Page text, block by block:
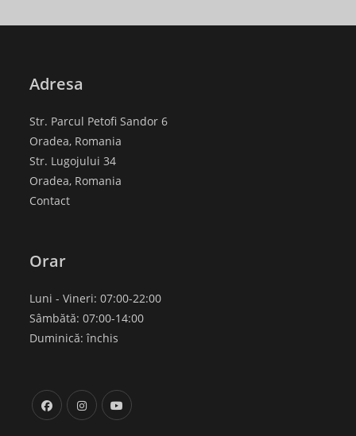
Adresa
Str. Parcul Petofi Sandor 6
Oradea, Romania
Str. Lugojului 34
Oradea, Romania
Contact
Orar
Luni - Vineri: 07:00-22:00
Sâmbătă: 07:00-14:00
Duminică: închis